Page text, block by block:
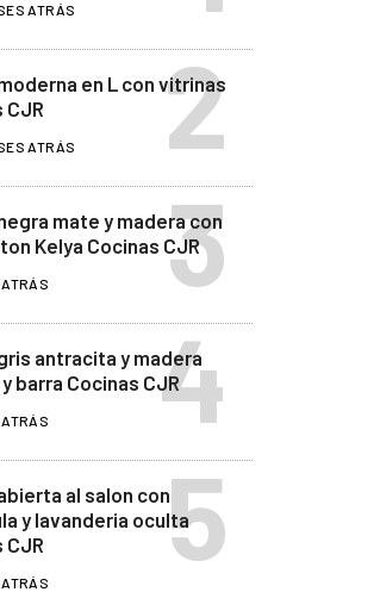
ATRÁS
en L con vitrinas
CJR
ATRÁS
mate y madera con
Kelya Cocinas CJR
ATRÁS
antracita y madera
barra Cocinas CJR
ATRÁS
al salon con
y lavanderia oculta
CJR
ATRÁS